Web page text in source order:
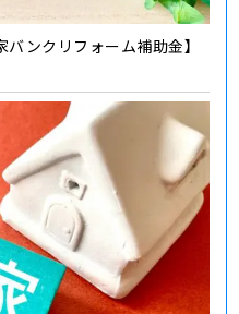
ンクリフォーム補助金】